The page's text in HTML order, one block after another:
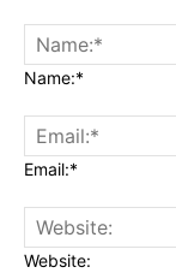
Name:*
Email:*
Website: